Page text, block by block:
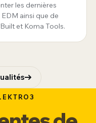
les dernières
ainsi que de
et Koma Tools.